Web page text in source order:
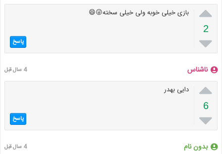

2

بازی خیلی خوبه ولی خیلی سخته😜😄
پاسخ
ناشناس 4 سال قبل

6

دایی بهدر
پاسخ
بدون نام 4 سال قبل